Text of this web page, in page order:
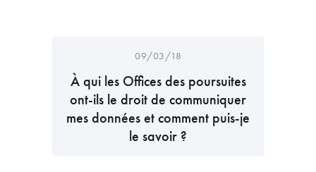
09/03/18
À qui les Offices des poursuites
ont-ils le droit de communiquer
mes données et comment puis-je
le savoir ?